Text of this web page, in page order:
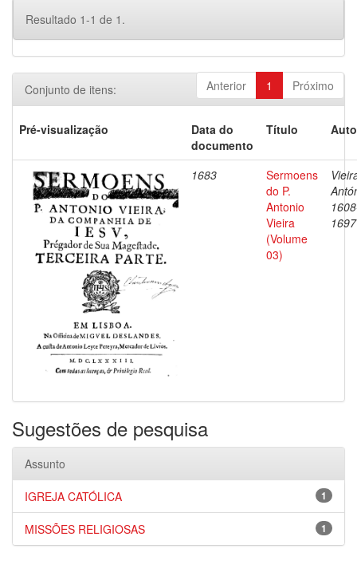
Resultado 1-1 de 1.
Anterior 1 Próximo
Conjunto de itens:
Pré-visualização
Data do
documento
Título
1683
Sermoens
do P.
Antonio
Vieira
(Volume
03)
1697
Sugestões de pesquisa
Assunto
1
IGREJA CATÓLICA
1
MISSÕES RELIGIOSAS